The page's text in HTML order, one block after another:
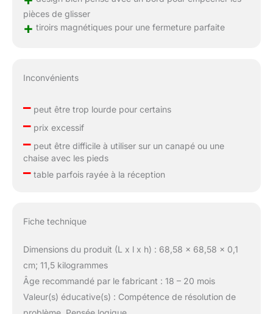
pièces de glisser
+ tiroirs magnétiques pour une fermeture parfaite
Inconvénients
–peut être trop lourde pour certains
–prix excessif
–peut être difficile à utiliser sur un canapé ou une
chaise avec les pieds
–table parfois rayée à la réception
Fiche technique
Dimensions du produit (L x l x h) : 68,58 x 68,58 x 0,1
cm; 11,5 kilogrammes
Âge recommandé par le fabricant : 18 – 20 mois
Valeur(s) éducative(s) : Compétence de résolution de